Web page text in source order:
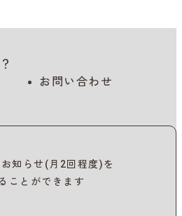
お問い合わせ
知らせ(月2回程度)を
ことができます